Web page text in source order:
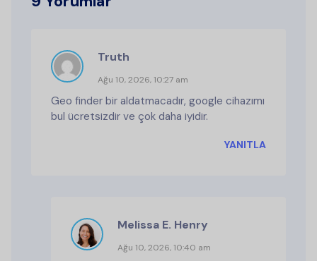
Truth
Ağu 10, 2026, 10:27 am
Geo finder bir aldatmacadır, google cihazımı
bul ücretsizdir ve çok daha iyidir.
YANITLA
Melissa E. Henry
Ağu 10, 2026, 10:40 am